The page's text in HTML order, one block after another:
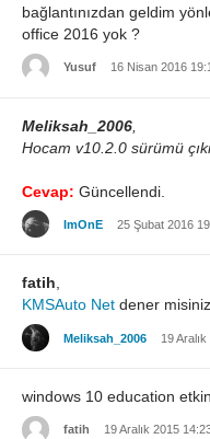
bağlantınızdan geldim
office 2016 yok ?
Yusuf 16 Nisan 2016
Meliksah_2006
Hocam v10.2.0 sürümü
Cevap: Güncellendi.
ImOnE 25 Şubat 2016
fatih,
KMSAuto Net dener
Meliksah_2006 19
windows 10 education
fatih 19 Aralık 2015